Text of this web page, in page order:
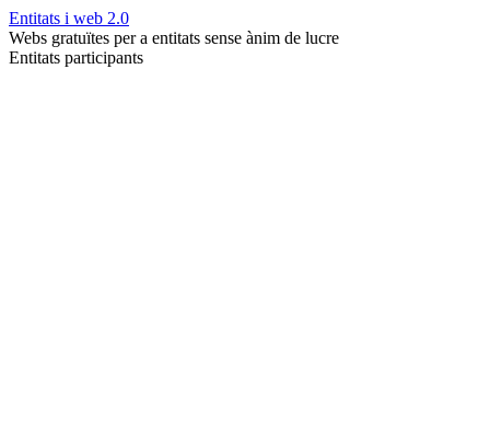
Entitats i web 2.0
Webs gratuïtes per a entitats sense ànim de lucre
Entitats participants